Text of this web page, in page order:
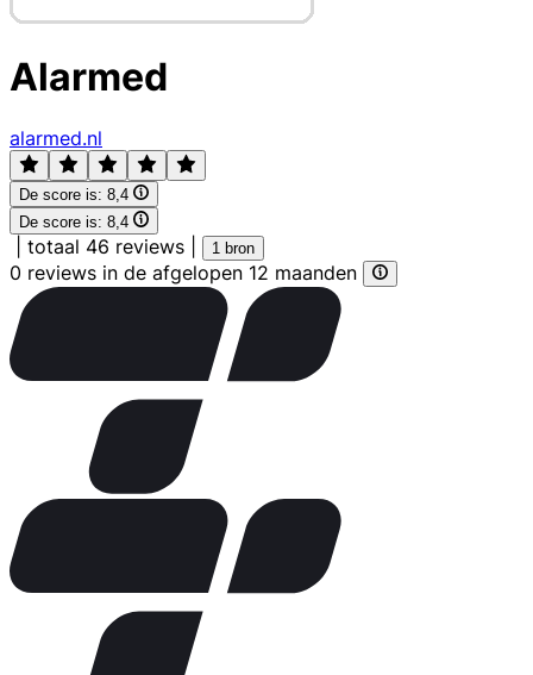
Alarmed
alarmed.nl
De score is: 8,4
De score is: 8,4
totaal 46 reviews 1 bron
0 reviews in de afgelopen 12 maanden